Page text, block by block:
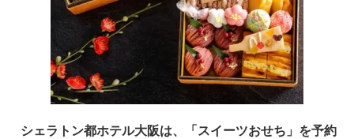
シェラトン都ホテル大阪は、「スイーツおせち」を予約